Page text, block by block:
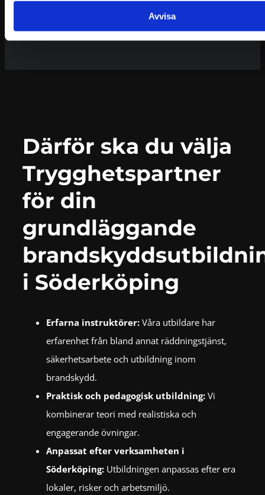
Avvisa
Därför ska du välja
Trygghetspartner
för din
grundläggande
i Söderköping
Erfarna instruktörer: Våra utbildare har
erfarenhet från bland annat räddningstjänst,
säkerhetsarbete och utbildning inom
brandskydd.
Praktisk och pedagogisk utbildning: Vi
kombinerar teori med realistiska och
engagerande övningar.
Anpassat efter verksamheten i
Söderköping: Utbildningen anpassas efter era
lokaler, risker och arbetsmiljö.